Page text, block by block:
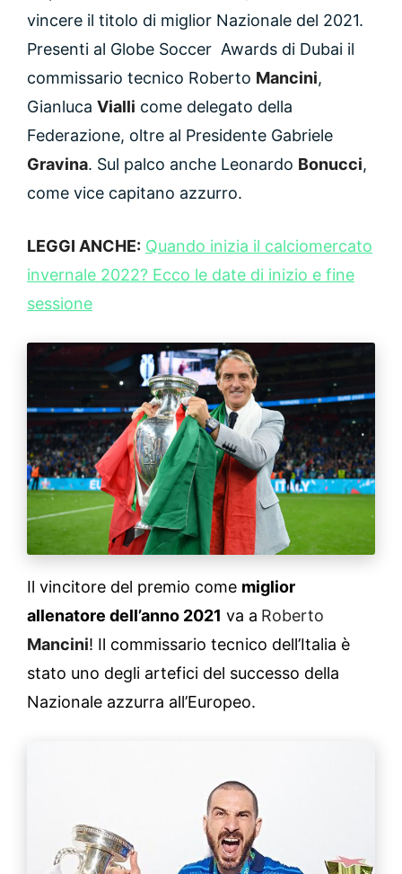
vincere il titolo di miglior Nazionale del 2021.
Presenti al Globe Soccer Awards di Dubai il
commissario tecnico Roberto Mancini,
Gianluca Vialli come delegato della
Federazione, oltre al Presidente Gabriele
Gravina. Sul palco anche Leonardo Bonucci,
come vice capitano azzurro.
LEGGI ANCHE: Quando inizia il calciomercato
invernale 2022? Ecco le date di inizio e fine
sessione
Il vincitore del premio come miglior
allenatore dell’anno 2021 va a Roberto
Mancini! Il commissario tecnico dell’Italia è
stato uno degli artefici del successo della
Nazionale azzurra all’Europeo.